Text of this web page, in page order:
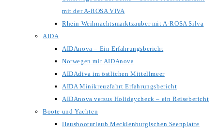
mit der A-ROSA VIVA
Rhein Weihnachtsmarktzauber mit A-ROSA Silva
AIDA
AIDAnova – Ein Erfahrungsbericht
Norwegen mit AIDAnova
AIDAdiva im östlichen Mittellmeer
AIDA Minikreuzfahrt Erfahrungsbericht
AIDAnova versus Holidaycheck – ein Reisebericht
Boote und Yachten
Hausbooturlaub Mecklenburgischen Seenplatte